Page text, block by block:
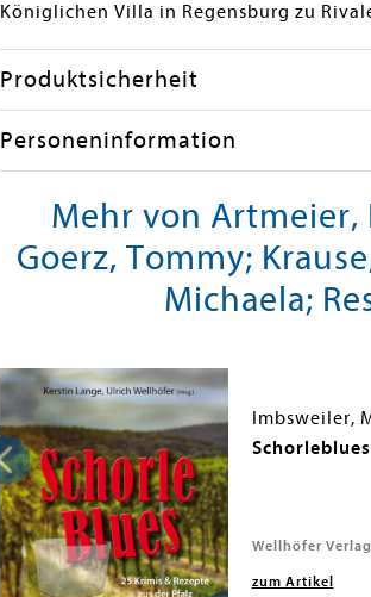
Königlichen Villa in Regensburg zu
Produktsicherheit
Personeninformation
Mehr von Artmeier,
Goerz, Tommy;
Michaela;
Schorleblues
Wellhöfer
zum Artikel